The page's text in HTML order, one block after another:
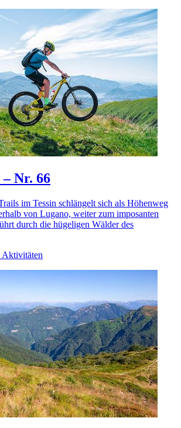
Nr. 66
im Tessin schlängelt sich als Höhenweg
von Lugano, weiter zum imposanten
durch die hügeligen Wälder des
Aktivitäten